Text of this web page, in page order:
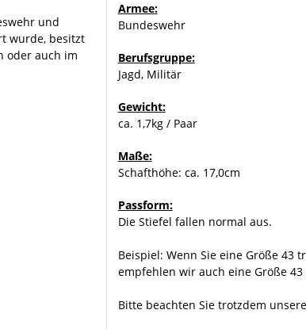
und
wurde, besitzt
oder auch im
Armee:
Bundeswehr
Berufsgruppe:
Jagd, Militär
Gewicht:
ca. 1,7kg / Paar
Maße:
Schafthöhe: ca. 17,0cm
Passform:
Die Stiefel fallen normal aus.
Beispiel: Wenn Sie eine Größe 43
empfehlen wir auch eine Größe 43
Bitte beachten Sie trotzdem